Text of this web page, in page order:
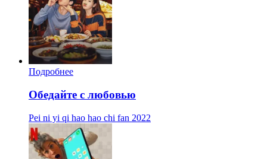
Подробнее
Обедайте с любовью
Pei ni yi qi hao hao chi fan 2022